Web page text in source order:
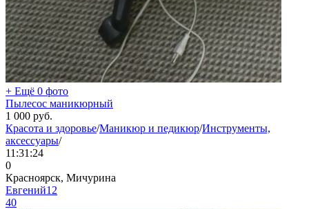
+ Ещё 0 фото
Пылесос маникюрный
1 000 руб.
Красота и здоровье/Маникюр и педикюр/Инструменты,
аксессуары/
11:31:24
0
Красноярск, Мичурина
Евгений12
40